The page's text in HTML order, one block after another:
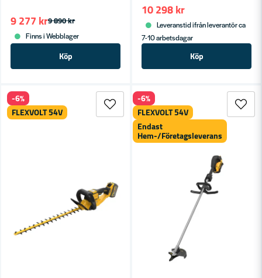
9 890 kr
9 277 kr
Finns i Webblager
Köp
10 298 kr
Leveranstid ifrån leverantör ca
7-10 arbetsdagar
Köp
-6%
FLEXVOLT 54V
-6%
FLEXVOLT 54V
Endast
Hem-/Företagsleverans